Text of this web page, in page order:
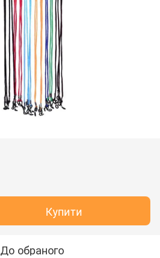
Купити
До обраного